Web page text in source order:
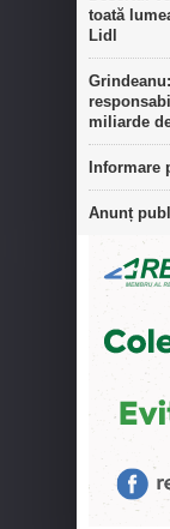
toată
Lidl
miliarde
Informare
Anunț